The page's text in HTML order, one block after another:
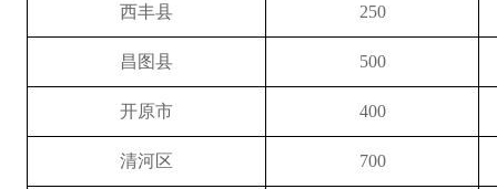
西丰县 250
昌图县 500
开原市 400
清河区 700